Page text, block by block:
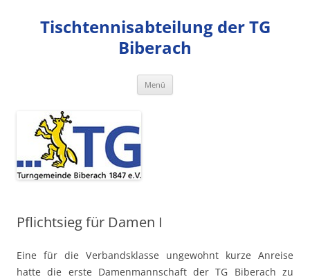
springenTischtennisabteilung der TG
Biberach
Menü
Pflichtsieg für Damen I
Eine für die Verbandsklasse ungewohnt kurze Anreise
hatte die erste Damenmannschaft der TG Biberach zu